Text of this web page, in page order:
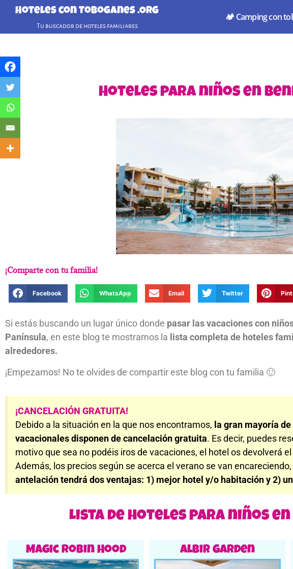
Hoteles con Toboganes .ORG
Tu buscador de hoteles familiares
🏕️ Camping con
Hoteles para niños en
¡Comparte con tu familia!
Facebook WhatsApp Email Twitter
Si estás buscando un lugar único donde pasar las vacaciones con
Panínsula, en este blog te mostramos la lista completa de hoteles
alrededores.
¡Empezamos! No te olvides de compartir este blog con tu familia 🙂
¡CANCELACIÓN GRATUITA!
Debido a la situación en la que nos encontramos, la gran mayoría
vacacionales disponen de cancelación gratuita. Es decir, puedes
motivo que sea no podéis iros de vacaciones, el hotel os devolverá
Además, los precios según se acerca el verano se van
antelación tendrá dos ventajas: 1) mejor hotel y/o habitación y 2)
Lista de hoteles para niños
Magic Robin Hood Albir Garden